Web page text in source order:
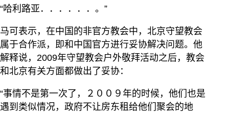
“哈利路亚．．．．．．。”
马可表示，在中国的非官方教会中，北京守望教会
属于合作派，即和中国官方进行妥协解决问题。他
解释说，2009年守望教会户外敬拜活动之后，教会
和北京有关方面都做出了妥协：
“事情不是第一次了，２００９年的时候，他们也是
遇到类似情况，政府不让房东租给他们聚会的地